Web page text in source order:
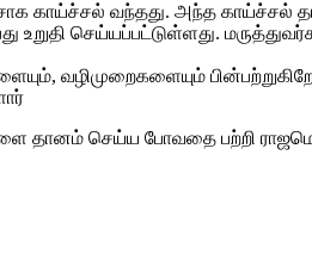
காய்ச்சல் வந்தது. அந்த
செய்யப்பட்டுள்ளது.
வழிமுறைகளையும்
செய்ய போவதை பற்றி ராஜமெளலி